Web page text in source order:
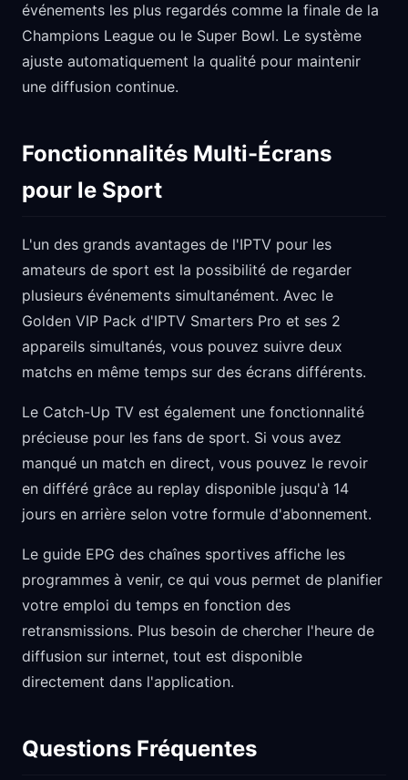
événements les plus regardés comme la finale de la
Champions League ou le Super Bowl. Le système
ajuste automatiquement la qualité pour maintenir
une diffusion continue.
Fonctionnalités Multi-Écrans
pour le Sport
L'un des grands avantages de l'IPTV pour les
amateurs de sport est la possibilité de regarder
plusieurs événements simultanément. Avec le
Golden VIP Pack d'IPTV Smarters Pro et ses 2
appareils simultanés, vous pouvez suivre deux
matchs en même temps sur des écrans différents.
Le Catch-Up TV est également une fonctionnalité
précieuse pour les fans de sport. Si vous avez
manqué un match en direct, vous pouvez le revoir
en différé grâce au replay disponible jusqu'à 14
jours en arrière selon votre formule d'abonnement.
Le guide EPG des chaînes sportives affiche les
programmes à venir, ce qui vous permet de planifier
votre emploi du temps en fonction des
retransmissions. Plus besoin de chercher l'heure de
diffusion sur internet, tout est disponible
directement dans l'application.
Questions Fréquentes